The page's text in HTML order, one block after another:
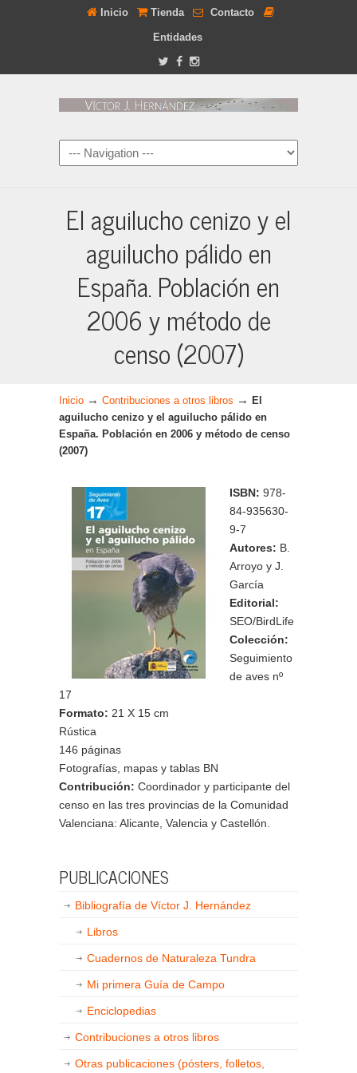
Inicio Tienda Contacto
Entidades
El aguilucho cenizo y el
aguilucho pálido en
España. Población en
2006 y método de
censo (2007)
Inicio → Contribuciones a otros libros →
El
aguilucho cenizo y el aguilucho pálido en
España. Población en 2006 y método de censo
(2007)
ISBN: 978-
84-935630-
9-7
Autores: B.
Arroyo y J.
García
Editorial:
SEO/BirdLife
Colección:
Seguimiento
de aves nº
17
Formato: 21 X 15 cm
Rústica
146 páginas
Fotografías, mapas y tablas BN
Contribución: Coordinador y participante del
censo en las tres provincias de la Comunidad
Valenciana: Alicante, Valencia y Castellón.
PUBLICACIONES
Bibliografía de Víctor J. Hernández
Libros
Cuadernos de Naturaleza Tundra
Mi primera Guía de Campo
Enciclopedias
Contribuciones a otros libros
Otras publicaciones (pósters, folletos,